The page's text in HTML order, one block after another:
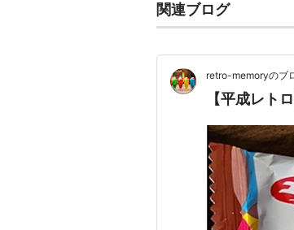
関連ブログ
retro-memoryのブ
【平成レト